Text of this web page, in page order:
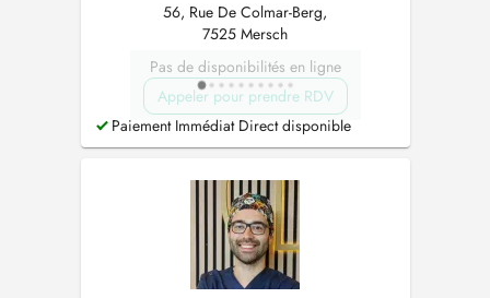
56, Rue De Colmar-Berg,
7525 Mersch
Pas de disponibilités en ligne
Appeler pour prendre RDV
Paiement Immédiat Direct disponible